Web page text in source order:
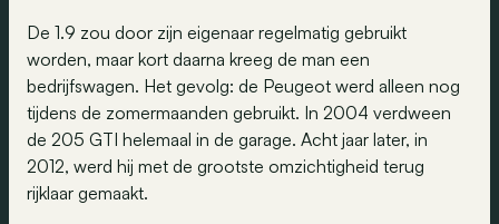
De 1.9 zou door zijn eigenaar regelmatig gebruikt
worden, maar kort daarna kreeg de man een
bedrijfswagen. Het gevolg: de Peugeot werd alleen nog
tijdens de zomermaanden gebruikt. In 2004 verdween
de 205 GTI helemaal in de garage. Acht jaar later, in
2012, werd hij met de grootste omzichtigheid terug
rijklaar gemaakt.